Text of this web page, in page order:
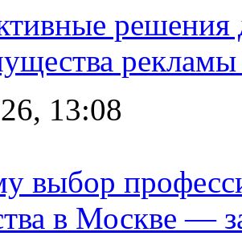
решения
рекламы
13:08
выбор
в Москве —